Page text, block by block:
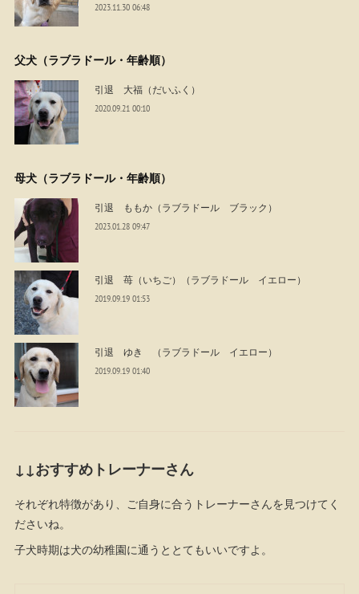
2023.11.30 06:48
父犬（ラブラドール・年齢順）
引退 大福（だいふく）
2020.09.21 00:10
母犬（ラブラドール・年齢順）
引退 ももか（ラブラドール ブラック）
2023.01.28 09:47
引退 苺（いちご）（ラブラドール イエロー）
2019.09.19 01:53
引退 ゆき （ラブラドール イエロー）
2019.09.19 01:40
↓↓おすすめトレーナーさん
それぞれ特徴があり、ご自身に合うトレーナーさんを見つけてく
ださいね。
子犬時期は犬の幼稚園に通うととてもいいですよ。